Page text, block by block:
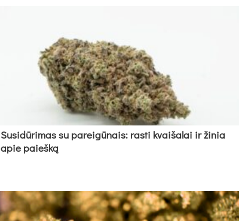
Su­si­dū­ri­mas su pa­rei­gū­nais: ras­ti kvai­ša­lai ir ži­nia
apie paieš­ką